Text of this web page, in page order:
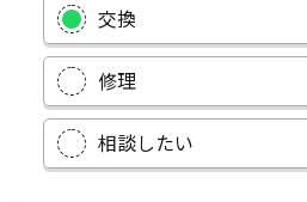
交換
修理
相談したい